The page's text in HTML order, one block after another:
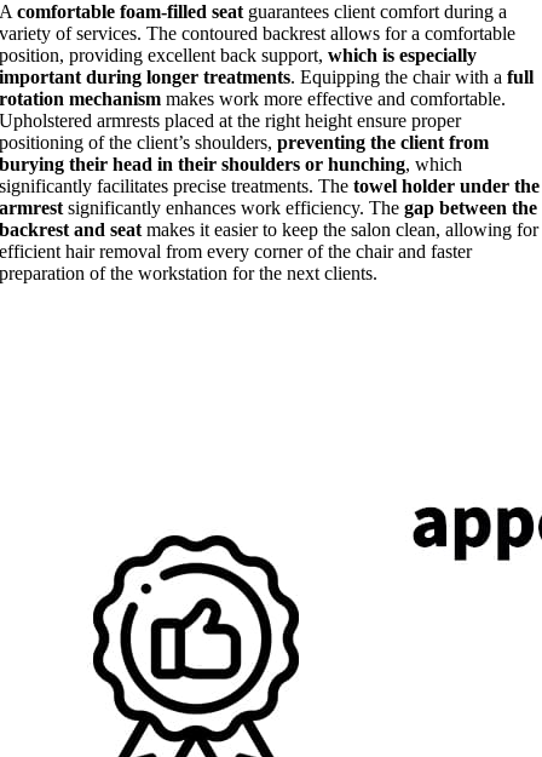
Acomfortable foam-filled seat guarantees client comfort during a
variety of services. The contoured backrest allows for a comfortable
position, providing excellent back support,which is especially
important during longer treatments. Equipping the chair with afull
rotation mechanism makes work more effective and comfortable.
Upholstered armrests placed at the right height ensure proper
positioning of the client’s shoulders,preventing the client from
burying their head in their shoulders or hunching, which
significantly facilitates precise treatments. Thetowel holder under the
armrest significantly enhances work efficiency. Thegap between the
backrest and seat makes it easier to keep the salon clean, allowing for
efficient hair removal from every corner of the chair and faster
preparation of the workstation for the next clients.